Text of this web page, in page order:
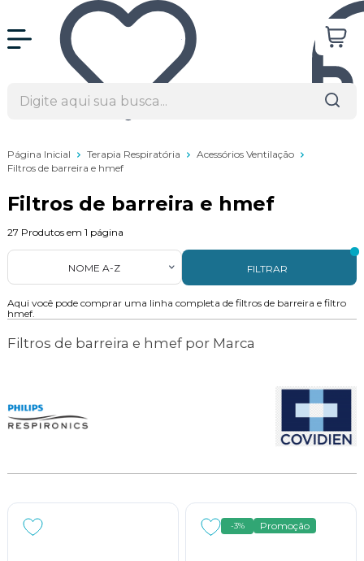
Página Inicial Terapia Respiratória
Acessórios Ventilação
Filtros de barreira e hmef
Filtros de barreira e hmef
27 Produtos em 1 página
FILTRAR
NOME A-Z
Aqui você pode comprar uma linha completa de filtros de barreira e filtro
hmef.
Filtros de barreira e hmef por Marca
-3% Promoção